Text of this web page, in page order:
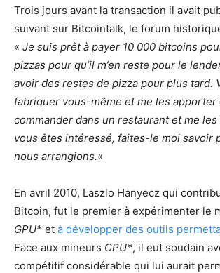
Trois jours avant la transaction il avait
suivant sur Bitcointalk, le forum
« Je suis prêt à payer 10 000 bitcoins
pizzas pour qu’il m’en reste pour le
avoir des restes de pizza pour plus tard.
fabriquer vous-même et me les apporter
commander dans un restaurant et me
vous êtes intéressé, faites-le moi savoir
nous arrangions.«
En avril 2010, Laszlo Hanyecz qui
Bitcoin, fut le premier à expérimenter le
GPU* et à développer des outils
Face aux mineurs CPU*, il eut soudain
compétitif considérable qui lui aurait